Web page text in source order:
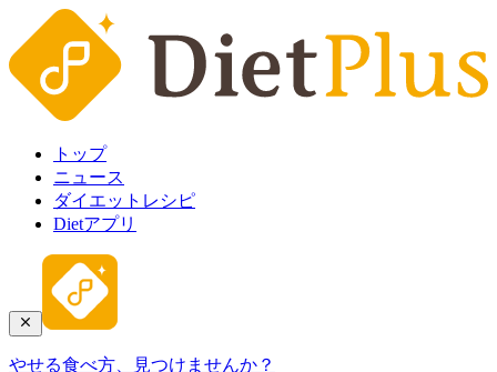
トップ
ニュース
ダイエットレシピ
Dietアプリ
やせる食べ方、見つけませんか？